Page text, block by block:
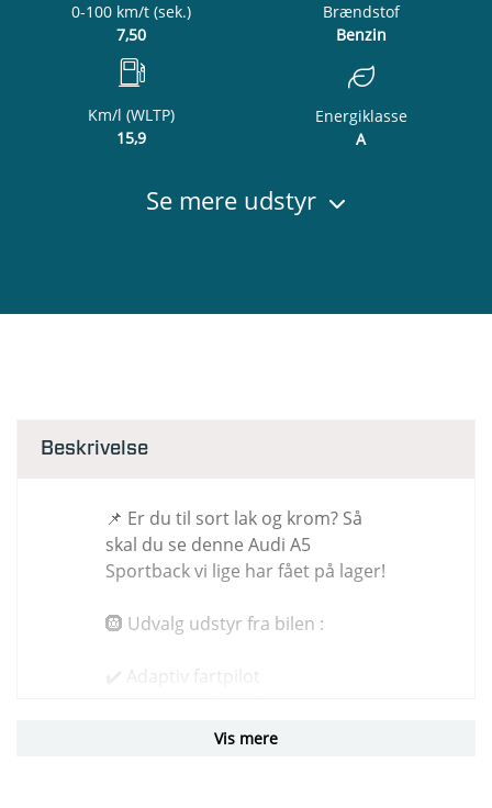
0-100 km/t (sek.)
7,50
Brændstof
Benzin
Km/l (WLTP)
15,9
Energiklasse
A
Se mere udstyr
Beskrivelse
📌 Er du til sort lak og krom? Så
skal du se denne Audi A5
Sportback vi lige har fået på lager!
🛞 Udvalg udstyr fra bilen :
✔️ Adaptiv fartpilot
✔️ 18" alufælgeVis mere